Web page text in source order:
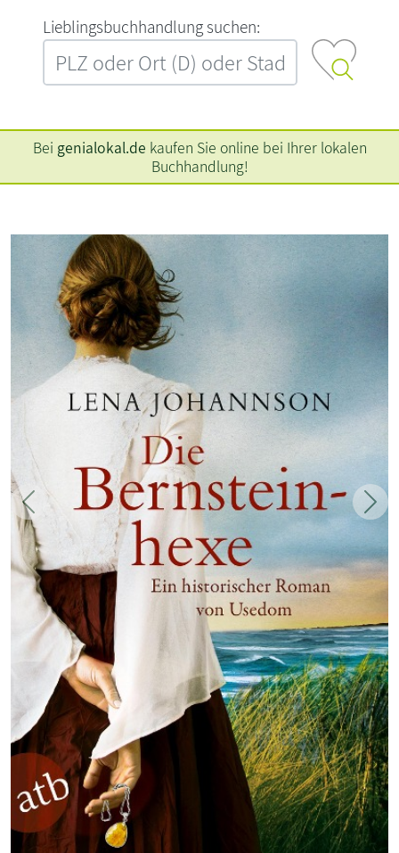
L‍i‍e‍b‍l‍i‍n‍g‍s‍b‍u‍c‍h‍h‍a‍n‍d‍l‍u‍n‍g‍ ‍s‍u‍c‍h‍e‍n‍:‍
Bei genialokal.de kaufen Sie online bei Ihrer lokalen
Buchhandlung!
Zurück